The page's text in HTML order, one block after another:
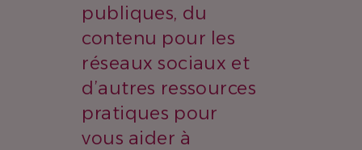
publiques, du
contenu pour les
réseaux sociaux et
d’autres ressources
pratiques pour
vous aider à